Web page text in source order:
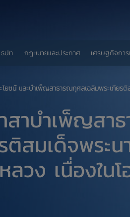
ปท. กฎหมายและประกาศ เศรษฐกิจการ
สาบำเพ็ญสา
ติสมเด็จพระ
วง เนื่องใน